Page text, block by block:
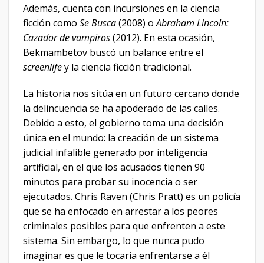
Además, cuenta con incursiones en la ciencia
ficción como Se Busca(2008) oAbraham Lincoln:
Cazador de vampiros(2012). En esta ocasión,
Bekmambetov buscó un balance entre el
screenlifey la ciencia ficción tradicional.
La historia nos sitúa en un futuro cercano donde
la delincuencia se ha apoderado de las calles.
Debido a esto, el gobierno toma una decisión
única en el mundo: la creación de un sistema
judicial infalible generado por inteligencia
artificial, en el que los acusados tienen 90
minutos para probar su inocencia o ser
ejecutados. Chris Raven (Chris Pratt) es un policía
que se ha enfocado en arrestar a los peores
criminales posibles para que enfrenten a este
sistema. Sin embargo, lo que nunca pudo
imaginar es que le tocaría enfrentarse a él